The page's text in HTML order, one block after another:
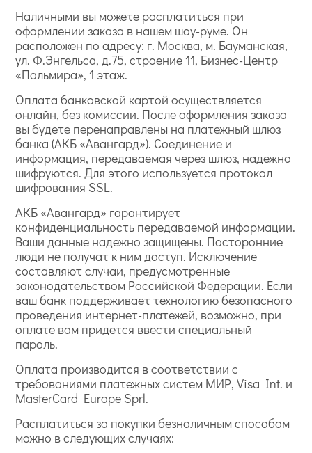
Наличными вы можете расплатиться при
оформлении заказа в нашем шоу-руме. Он
расположен по адресу: г. Москва, м. Бауманская,
ул. Ф.Энгельса, д.75, строение 11, Бизнес-Центр
«Пальмира», 1 этаж.
Оплата банковской картой осуществляется
онлайн, без комиссии. После оформления заказа
вы будете перенаправлены на платежный шлюз
банка (АКБ «Авангард»). Соединение и
информация, передаваемая через шлюз, надежно
шифруются. Для этого используется протокол
шифрования SSL.
АКБ «Авангард» гарантирует
конфиденциальность передаваемой информации.
Ваши данные надежно защищены. Посторонние
люди не получат к ним доступ. Исключение
составляют случаи, предусмотренные
законодательством Российской Федерации. Если
ваш банк поддерживает технологию безопасного
проведения интернет-платежей, возможно, при
оплате вам придется ввести специальный
пароль.
Оплата производится в соответствии с
требованиями платежных систем МИР, Visa Int. и
MasterCard Europe Sprl.
Расплатиться за покупки безналичным способом
можно в следующих случаях: